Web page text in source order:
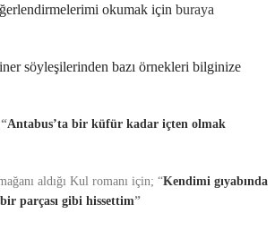
okumak için buraya
söyleşilerinden bazı örnekleri bilginize
“Antabus’ta bir küfür kadar içten olmak
aldığı Kul romanı için; “Kendimi gıyabında
parçası gibi hissettim”